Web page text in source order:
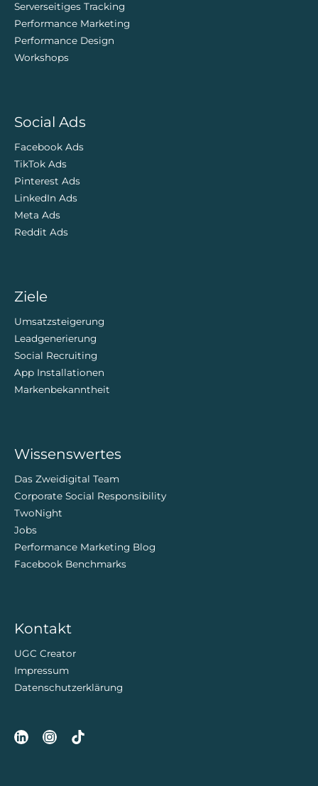
Serverseitiges Tracking
Performance Marketing
Performance Design
Workshops
Social Ads
Facebook Ads
TikTok Ads
Pinterest Ads
LinkedIn Ads
Meta Ads
Reddit Ads
Ziele
Umsatzsteigerung
Leadgenerierung
Social Recruiting
App Installationen
Markenbekanntheit
Wissenswertes
Das Zweidigital Team
Corporate Social Responsibility
TwoNight
Jobs
Performance Marketing Blog
Facebook Benchmarks
Kontakt
UGC Creator
Impressum
Datenschutzerklärung